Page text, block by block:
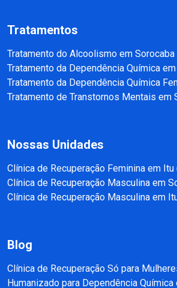
Tratamentos
Tratamento do Alcoolismo em Sorocaba
Tratamento da Dependência Química
Tratamento da Dependência Química
Tratamento de Transtornos Mentais em
Nossas Unidades
Clínica de Recuperação Feminina em Itu
Clínica de Recuperação Masculina em
Clínica de Recuperação Masculina em
Blog
Clínica de Recuperação Só para
Humanizado para Dependência